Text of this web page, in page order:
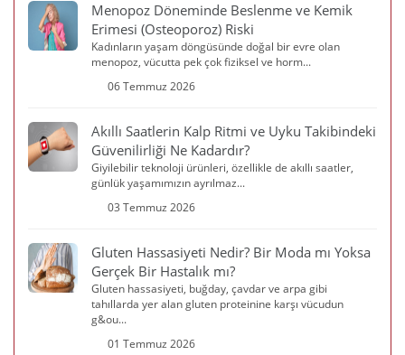
Menopoz Döneminde Beslenme ve Kemik
Erimesi (Osteoporoz) Riski
Kadınların yaşam döngüsünde doğal bir evre olan
menopoz, vücutta pek çok fiziksel ve horm...
06 Temmuz 2026
Akıllı Saatlerin Kalp Ritmi ve Uyku Takibindeki
Güvenilirliği Ne Kadardır?
Giyilebilir teknoloji ürünleri, özellikle de akıllı saatler,
günlük yaşamımızın ayrılmaz...
03 Temmuz 2026
Gluten Hassasiyeti Nedir? Bir Moda mı Yoksa
Gerçek Bir Hastalık mı?
Gluten hassasiyeti, buğday, çavdar ve arpa gibi
tahıllarda yer alan gluten proteinine karşı vücudun
g&ou...
01 Temmuz 2026